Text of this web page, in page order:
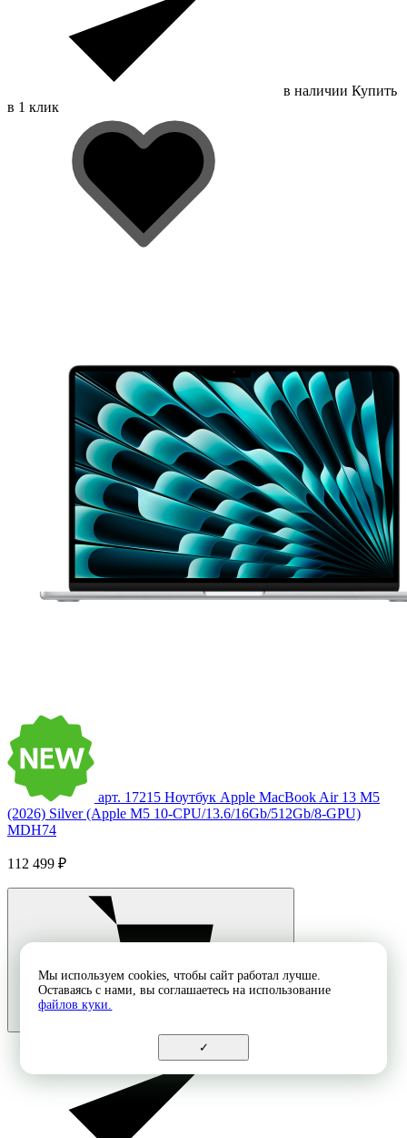
в наличии Купить
в 1 клик
арт. 17215 Ноутбук Apple MacBook Air 13 M5
(2026) Silver (Apple M5 10-CPU/13.6/16Gb/512Gb/8-GPU)
MDH74
112 499 ₽
Мы используем cookies, чтобы сайт работал лучше.
Оставаясь с нами, вы соглашаетесь на использование
файлов куки.
✓